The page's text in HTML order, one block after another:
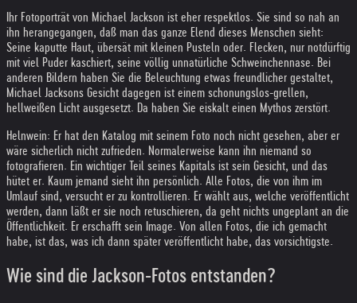
Ihr Fotoporträt von Michael Jackson ist eher respektlos. Sie sind so nah an
ihn herangegangen, daß man das ganze Elend dieses Menschen sieht:
Seine kaputte Haut, übersät mit kleinen Pusteln oder. Flecken, nur notdürftig
mit viel Puder kaschiert, seine völlig unnatürliche Schweinchennase. Bei
anderen Bildern haben Sie die Beleuchtung etwas freundlicher gestaltet,
Michael Jacksons Gesicht dagegen ist einem schonungslos-grellen,
hellweißen Licht ausgesetzt. Da haben Sie eiskalt einen Mythos zerstört.
Helnwein: Er hat den Katalog mit seinem Foto noch nicht gesehen, aber er
wäre sicherlich nicht zufrieden. Normalerweise kann ihn niemand so
fotografieren. Ein wichtiger Teil seines Kapitals ist sein Gesicht, und das
hütet er. Kaum jemand sieht ihn persönlich. Alle Fotos, die von ihm im
Umlauf sind, versucht er zu kontrollieren. Er wählt aus, welche veröffentlicht
werden, dann läßt er sie noch retuschieren, da geht nichts ungeplant an die
Öffentlichkeit. Er erschafft sein Image. Von allen Fotos, die ich gemacht
habe, ist das, was ich dann später veröffentlicht habe, das vorsichtigste.
Wie sind die Jackson-Fotos entstanden?